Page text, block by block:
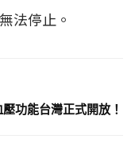
法停止。
功能台灣正式開放！